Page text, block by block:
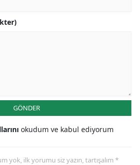
GÖNDER
okudum ve kabul ediyorum
yok, ilk yorumu siz yazın, tartışalım *